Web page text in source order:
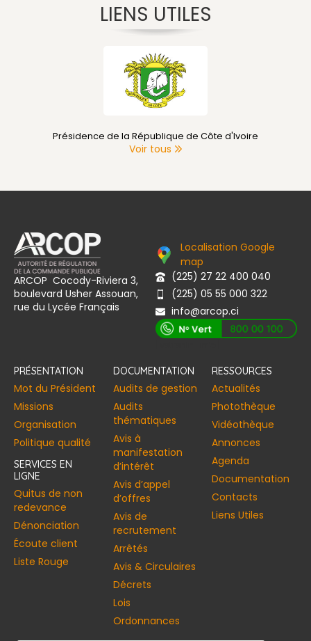
LIENS UTILES
Présidence de la République de Côte d'Ivoire
Voir tous
ARCOP Cocody-Riviera 3,
boulevard Usher Assouan,
rue du Lycée Français
Localisation Google
map
(225) 27 22 400 040
(225) 05 55 000 322
info@arcop.ci
PRÉSENTATION
Mot du Président
Missions
Organisation
Politique qualité
SERVICES EN
LIGNE
Quitus de non
redevance
Dénonciation
Écoute client
Liste Rouge
DOCUMENTATION
Audits de gestion
Audits
thématiques
Avis à
manifestation
d’intérêt
Avis d’appel
d’offres
Avis de
recrutement
Arrêtés
Avis & Circulaires
Décrets
Lois
Ordonnances
RESSOURCES
Actualités
Photothèque
Vidéothèque
Annonces​
Agenda
Documentation
Contacts
Liens Utiles